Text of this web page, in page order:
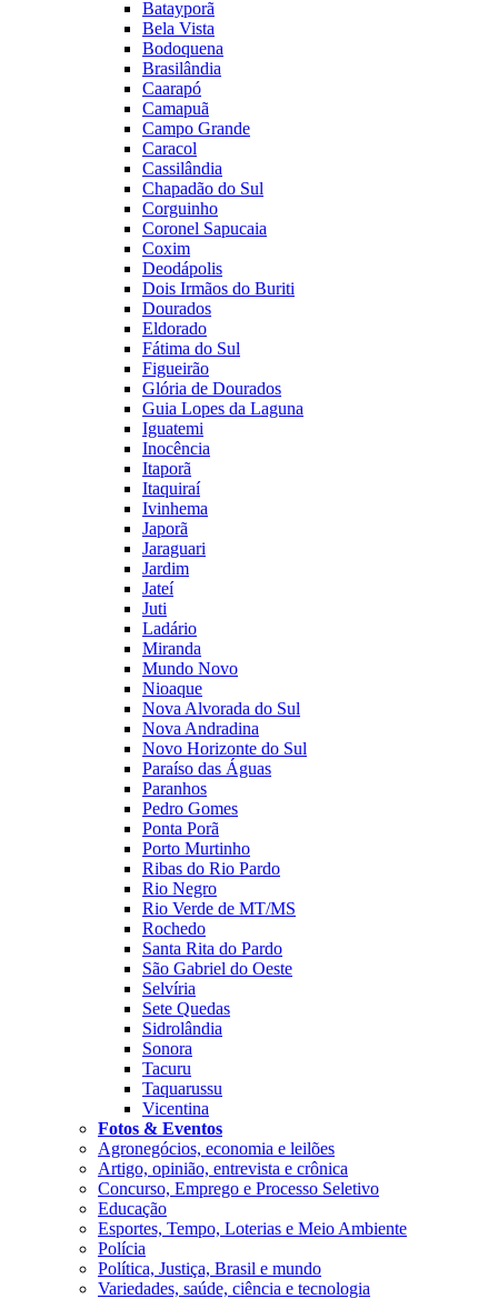
Batayporã
Bela Vista
Bodoquena
Brasilândia
Caarapó
Camapuã
Campo Grande
Caracol
Cassilândia
Chapadão do Sul
Corguinho
Coronel Sapucaia
Coxim
Deodápolis
Dois Irmãos do Buriti
Dourados
Eldorado
Fátima do Sul
Figueirão
Glória de Dourados
Guia Lopes da Laguna
Iguatemi
Inocência
Itaporã
Itaquiraí
Ivinhema
Japorã
Jaraguari
Jardim
Jateí
Juti
Ladário
Miranda
Mundo Novo
Nioaque
Nova Alvorada do Sul
Nova Andradina
Novo Horizonte do Sul
Paraíso das Águas
Paranhos
Pedro Gomes
Ponta Porã
Porto Murtinho
Ribas do Rio Pardo
Rio Negro
Rio Verde de MT/MS
Rochedo
Santa Rita do Pardo
São Gabriel do Oeste
Selvíria
Sete Quedas
Sidrolândia
Sonora
Tacuru
Taquarussu
Vicentina
Fotos & Eventos
Agronegócios, economia e leilões
Artigo, opinião, entrevista e crônica
Concurso, Emprego e Processo Seletivo
Educação
Esportes, Tempo, Loterias e Meio Ambiente
Polícia
Política, Justiça, Brasil e mundo
Variedades, saúde, ciência e tecnologia